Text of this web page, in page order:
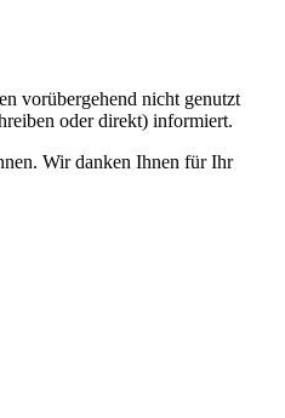
vorübergehend nicht genutzt
oder direkt) informiert.
Wir danken Ihnen für Ihr